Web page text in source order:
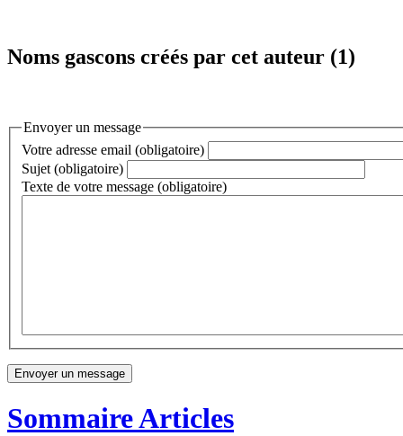
Noms gascons créés par cet auteur (1)
Envoyer un message
Votre adresse email (obligatoire)
Sujet (obligatoire)
Texte de votre message (obligatoire)
Sommaire Articles